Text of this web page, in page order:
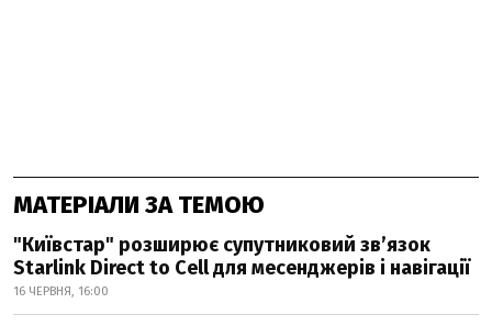
МАТЕРІАЛИ ЗА ТЕМОЮ
"Київстар" розширює супутниковий зв’язок
Starlink Direct to Cell для месенджерів і навігації
16 ЧЕРВНЯ, 16:00